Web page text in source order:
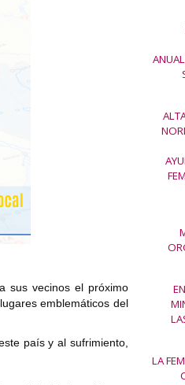
sus vecinos el próximo
emblemáticos del
país y al sufrimiento,
LA